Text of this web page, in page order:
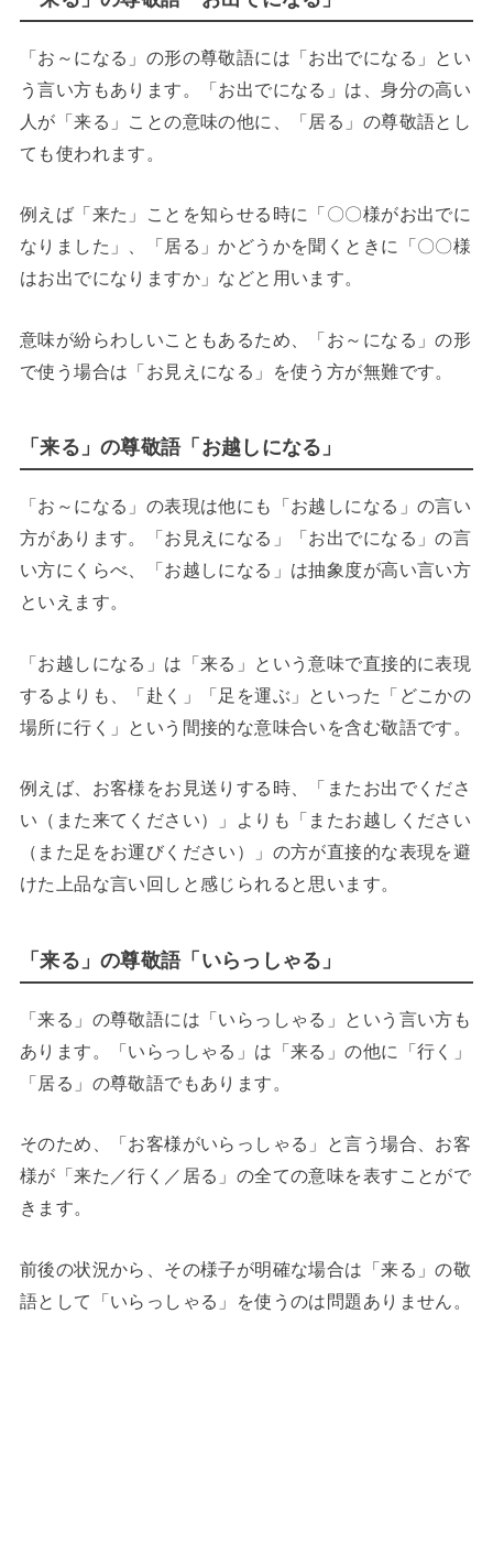
「お～になる」の形の尊敬語には「お出でになる」とい
う言い方もあります。「お出でになる」は、身分の高い
人が「来る」ことの意味の他に、「居る」の尊敬語とし
ても使われます。
例えば「来た」ことを知らせる時に「〇〇様がお出でに
なりました」、「居る」かどうかを聞くときに「〇〇様
はお出でになりますか」などと用います。
意味が紛らわしいこともあるため、「お～になる」の形
で使う場合は「お見えになる」を使う方が無難です。
「来る」の尊敬語「お越しになる」
「お～になる」の表現は他にも「お越しになる」の言い
方があります。「お見えになる」「お出でになる」の言
い方にくらべ、「お越しになる」は抽象度が高い言い方
といえます。
「お越しになる」は「来る」という意味で直接的に表現
するよりも、「赴く」「足を運ぶ」といった「どこかの
場所に行く」という間接的な意味合いを含む敬語です。
例えば、お客様をお見送りする時、「またお出でくださ
い（また来てください）」よりも「またお越しください
（また足をお運びください）」の方が直接的な表現を避
けた上品な言い回しと感じられると思います。
「来る」の尊敬語「いらっしゃる」
「来る」の尊敬語には「いらっしゃる」という言い方も
あります。「いらっしゃる」は「来る」の他に「行く」
「居る」の尊敬語でもあります。
そのため、「お客様がいらっしゃる」と言う場合、お客
様が「来た／行く／居る」の全ての意味を表すことがで
きます。
前後の状況から、その様子が明確な場合は「来る」の敬
語として「いらっしゃる」を使うのは問題ありません。